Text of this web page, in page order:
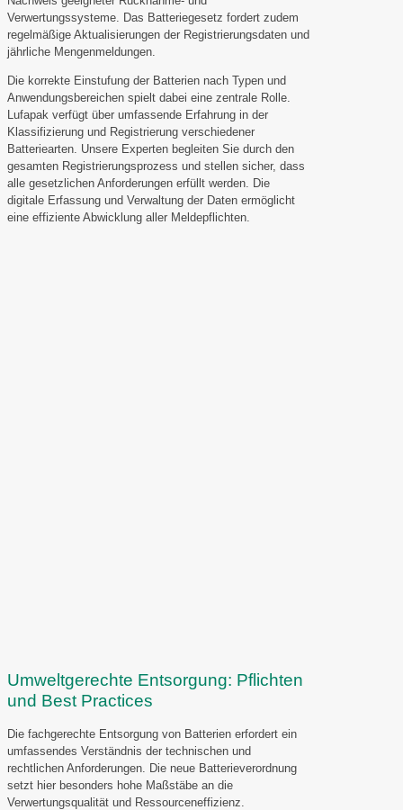
Verwertungssysteme. Das Batteriegesetz fordert zudem
regelmäßige Aktualisierungen der Registrierungsdaten und
jährliche Mengenmeldungen.
Die korrekte Einstufung der Batterien nach Typen und
Anwendungsbereichen spielt dabei eine zentrale Rolle.
Lufapak verfügt über umfassende Erfahrung in der
Klassifizierung und Registrierung verschiedener
Batteriearten. Unsere Experten begleiten Sie durch den
gesamten Registrierungsprozess und stellen sicher, dass
alle gesetzlichen Anforderungen erfüllt werden. Die
digitale Erfassung und Verwaltung der Daten ermöglicht
eine effiziente Abwicklung aller Meldepflichten.
Umweltgerechte Entsorgung: Pflichten
und Best Practices
Die fachgerechte Entsorgung von Batterien erfordert ein
umfassendes Verständnis der technischen und
rechtlichen Anforderungen. Die neue Batterieverordnung
setzt hier besonders hohe Maßstäbe an die
Verwertungsqualität und Ressourceneffizienz.